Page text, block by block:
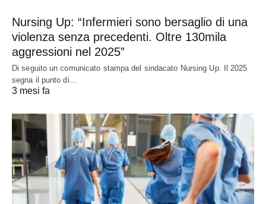
Nursing Up: “Infermieri sono bersaglio di una
violenza senza precedenti. Oltre 130mila
aggressioni nel 2025”
Di seguito un comunicato stampa del sindacato Nursing Up. Il 2025
segna il punto di…
3 mesi fa